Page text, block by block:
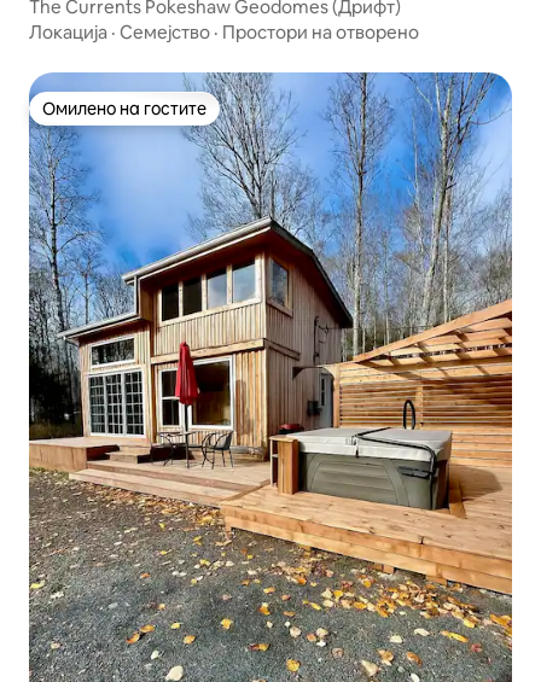
The Currents Pokeshaw Geodomes (Дрифт)
Локација · Семејство · Простори на отворено
Омилено на гостите
Омилено на гостите